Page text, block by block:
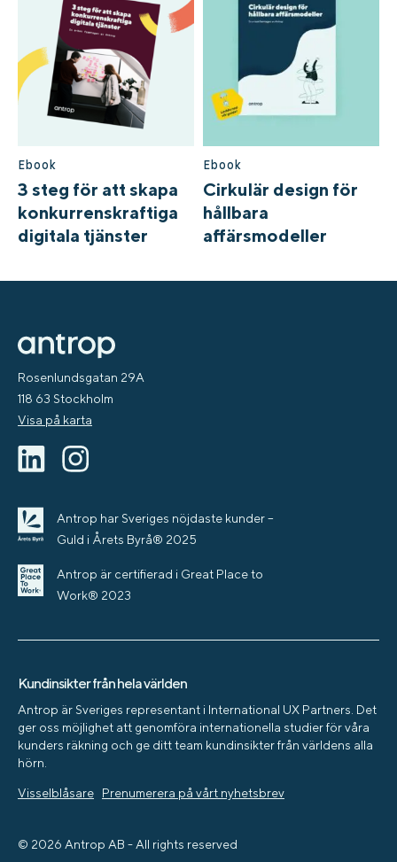
Ebook
3 steg för att skapa
konkurrenskraftiga
digitala tjänster
Ebook
Cirkulär design för
hållbara
affärsmodeller
Rosenlundsgatan 29A
118 63 Stockholm
Visa på karta
Antrop har Sveriges nöjdaste kunder –
Guld i Årets Byrå® 2025
Antrop är certifierad i Great Place to
Work® 2023
Kundinsikter från hela världen
Antrop är Sveriges representant i International UX Partners. Det
ger oss möjlighet att genomföra internationella studier för våra
kunders räkning och ge ditt team kundinsikter från världens alla
hörn.
Visselblåsare Prenumerera på vårt nyhetsbrev
© 2026 Antrop AB - All rights reserved